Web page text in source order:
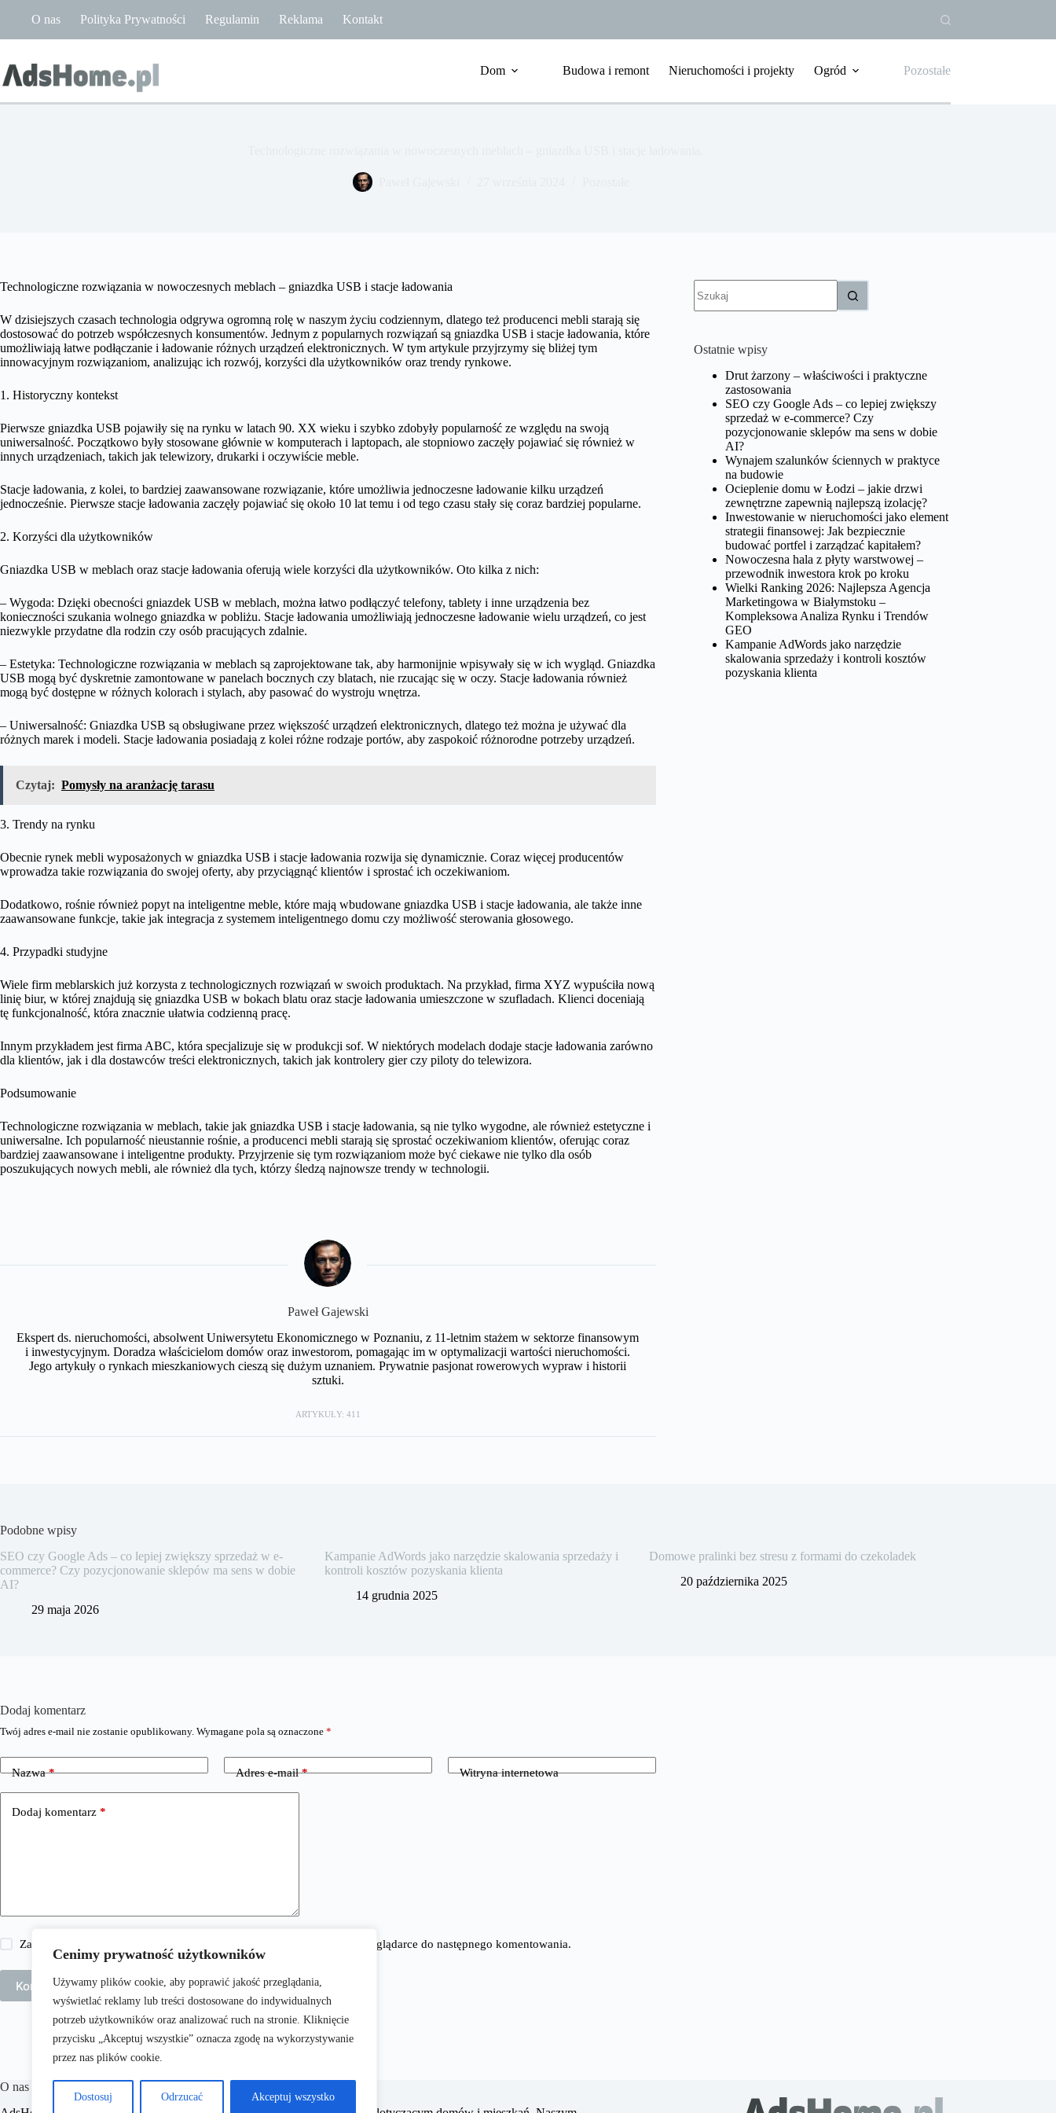
Cenimy prywatność użytkowników
Używamy plików cookie, aby poprawić jakość przeglądania,
wyświetlać reklamy lub treści dostosowane do indywidualnych
potrzeb użytkowników oraz analizować ruch na stronie. Kliknięcie
przycisku „Akceptuj wszystkie” oznacza zgodę na wykorzystywanie
przez nas plików cookie.
Dostosuj Odrzucać Akceptuj wszystko
O nas Polityka Prywatności Regulamin Reklama Kontakt
Dom Budowa i remont Nieruchomości i projekty Ogród Pozostałe
Technologiczne rozwiązania w nowoczesnych meblach – gniazdka USB i stacje ładowania
W dzisiejszych czasach technologia odgrywa ogromną rolę w naszym życiu codziennym, dlatego też producenci mebli starają się
dostosować do potrzeb współczesnych konsumentów. Jednym z popularnych rozwiązań są gniazdka USB i stacje ładowania, które
umożliwiają łatwe podłączanie i ładowanie różnych urządzeń elektronicznych. W tym artykule przyjrzymy się bliżej tym
innowacyjnym rozwiązaniom, analizując ich rozwój, korzyści dla użytkowników oraz trendy rynkowe.
1. Historyczny kontekst
Pierwsze gniazdka USB pojawiły się na rynku w latach 90. XX wieku i szybko zdobyły popularność ze względu na swoją
uniwersalność. Początkowo były stosowane głównie w komputerach i laptopach, ale stopniowo zaczęły pojawiać się również w
innych urządzeniach, takich jak telewizory, drukarki i oczywiście meble.
Stacje ładowania, z kolei, to bardziej zaawansowane rozwiązanie, które umożliwia jednoczesne ładowanie kilku urządzeń
jednocześnie. Pierwsze stacje ładowania zaczęły pojawiać się około 10 lat temu i od tego czasu stały się coraz bardziej popularne.
2. Korzyści dla użytkowników
Gniazdka USB w meblach oraz stacje ładowania oferują wiele korzyści dla użytkowników. Oto kilka z nich:
– Wygoda: Dzięki obecności gniazdek USB w meblach, można łatwo podłączyć telefony, tablety i inne urządzenia bez
konieczności szukania wolnego gniazdka w pobliżu. Stacje ładowania umożliwiają jednoczesne ładowanie wielu urządzeń, co jest
niezwykle przydatne dla rodzin czy osób pracujących zdalnie.
– Estetyka: Technologiczne rozwiązania w meblach są zaprojektowane tak, aby harmonijnie wpisywały się w ich wygląd. Gniazdka
USB mogą być dyskretnie zamontowane w panelach bocznych czy blatach, nie rzucając się w oczy. Stacje ładowania również
mogą być dostępne w różnych kolorach i stylach, aby pasować do wystroju wnętrza.
– Uniwersalność: Gniazdka USB są obsługiwane przez większość urządzeń elektronicznych, dlatego też można je używać dla
różnych marek i modeli. Stacje ładowania posiadają z kolei różne rodzaje portów, aby zaspokoić różnorodne potrzeby urządzeń.
Czytaj: Pomysły na aranżację tarasu
3. Trendy na rynku
Obecnie rynek mebli wyposażonych w gniazdka USB i stacje ładowania rozwija się dynamicznie. Coraz więcej producentów
wprowadza takie rozwiązania do swojej oferty, aby przyciągnąć klientów i sprostać ich oczekiwaniom.
Dodatkowo, rośnie również popyt na inteligentne meble, które mają wbudowane gniazdka USB i stacje ładowania, ale także inne
zaawansowane funkcje, takie jak integracja z systemem inteligentnego domu czy możliwość sterowania głosowego.
4. Przypadki studyjne
Wiele firm meblarskich już korzysta z technologicznych rozwiązań w swoich produktach. Na przykład, firma XYZ wypuściła nową
linię biur, w której znajdują się gniazdka USB w bokach blatu oraz stacje ładowania umieszczone w szufladach. Klienci doceniają
tę funkcjonalność, która znacznie ułatwia codzienną pracę.
Innym przykładem jest firma ABC, która specjalizuje się w produkcji sof. W niektórych modelach dodaje stacje ładowania zarówno
dla klientów, jak i dla dostawców treści elektronicznych, takich jak kontrolery gier czy piloty do telewizora.
Podsumowanie
Technologiczne rozwiązania w meblach, takie jak gniazdka USB i stacje ładowania, są nie tylko wygodne, ale również estetyczne i
uniwersalne. Ich popularność nieustannie rośnie, a producenci mebli starają się sprostać oczekiwaniom klientów, oferując coraz
bardziej zaawansowane i inteligentne produkty. Przyjrzenie się tym rozwiązaniom może być ciekawe nie tylko dla osób
poszukujących nowych mebli, ale również dla tych, którzy śledzą najnowsze trendy w technologii.
Paweł Gajewski
Ekspert ds. nieruchomości, absolwent Uniwersytetu Ekonomicznego w Poznaniu, z 11-letnim stażem w sektorze finansowym
i inwestycyjnym. Doradza właścicielom domów oraz inwestorom, pomagając im w optymalizacji wartości nieruchomości.
Jego artykuły o rynkach mieszkaniowych cieszą się dużym uznaniem. Prywatnie pasjonat rowerowych wypraw i historii
sztuki.
ARTYKUŁY: 411
wyników
Ostatnie wpisy
Drut żarzony – właściwości i praktyczne
zastosowania
SEO czy Google Ads – co lepiej zwiększy
sprzedaż w e-commerce? Czy
pozycjonowanie sklepów ma sens w dobie
AI?
Wynajem szalunków ściennych w praktyce
na budowie
Ocieplenie domu w Łodzi – jakie drzwi
zewnętrzne zapewnią najlepszą izolację?
Inwestowanie w nieruchomości jako element
strategii finansowej: Jak bezpiecznie
budować portfel i zarządzać kapitałem?
Nowoczesna hala z płyty warstwowej –
przewodnik inwestora krok po kroku
Wielki Ranking 2026: Najlepsza Agencja
Marketingowa w Białymstoku –
Kompleksowa Analiza Rynku i Trendów
GEO
Kampanie AdWords jako narzędzie
skalowania sprzedaży i kontroli kosztów
pozyskania klienta
Podobne wpisy
SEO czy Google Ads – co lepiej zwiększy sprzedaż w e-
commerce? Czy pozycjonowanie sklepów ma sens w dobie
AI?
29 maja 2026
Kampanie AdWords jako narzędzie skalowania sprzedaży i
kontroli kosztów pozyskania klienta
14 grudnia 2025
Domowe pralinki bez stresu z formami do czekoladek
20 października 2025
Dodaj komentarz
Twój adres e-mail nie zostanie opublikowany. Wymagane pola są oznaczone *
Nazwa* Adres e-mail* Witryna internetowa
Dodaj komentarz *
Zapisz moje imię i nazwisko, adres e-mail i stronę internetową w tej przeglądarce do następnego komentowania.
Komentarz wpisu
O nas